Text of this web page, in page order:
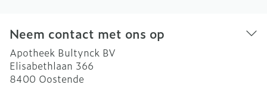
Neem contact met ons op
Apotheek Bultynck BV
Elisabethlaan 366
8400 Oostende